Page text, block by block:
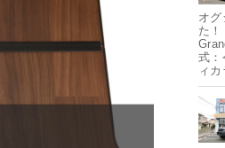
オグ
た
式：
ィ